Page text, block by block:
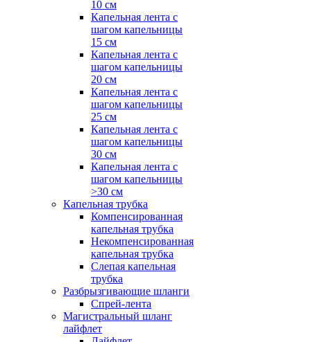
10 см
Капельная лента с
шагом капельницы
15 см
Капельная лента с
шагом капельницы
20 см
Капельная лента с
шагом капельницы
25 см
Капельная лента с
шагом капельницы
30 см
Капельная лента с
шагом капельницы
>30 см
Капельная трубка
Компенсированная
капельная трубка
Некомпенсированная
капельная трубка
Слепая капельная
трубка
Разбрызгивающие шланги
Спрей-лента
Магистральный шланг
лайфлет